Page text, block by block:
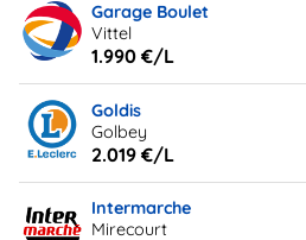
Garage Boulet
Vittel
1.990 €/L
Goldis
Golbey
2.019 €/L
Intermarche
Mirecourt